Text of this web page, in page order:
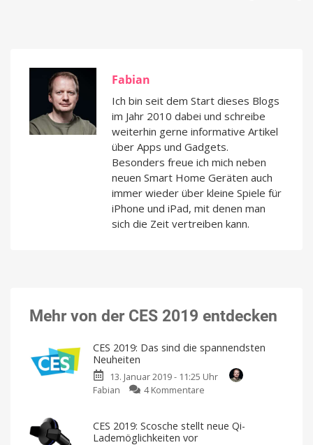
Fabian
Ich bin seit dem Start dieses Blogs
im Jahr 2010 dabei und schreibe
weiterhin gerne informative Artikel
über Apps und Gadgets.
Besonders freue ich mich neben
neuen Smart Home Geräten auch
immer wieder über kleine Spiele für
iPhone und iPad, mit denen man
sich die Zeit vertreiben kann.
Mehr von der CES 2019 entdecken
CES 2019: Das sind die spannendsten
Neuheiten
13. Januar 2019 - 11:25 Uhr
Fabian
4 Kommentare
Das
CES 2019: Scosche stellt neue Qi-
Lademöglichkeiten vor